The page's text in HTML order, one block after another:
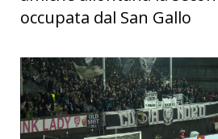
occupata dal San Gallo